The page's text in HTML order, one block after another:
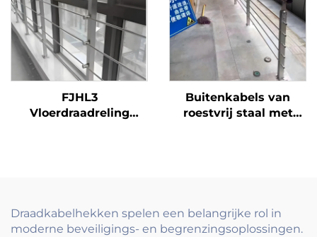
installeren en te
verplaatsen
FJHL3
Vloerdraadreling
gebouwvloeren
Buitenkabels van
roestvrij staal met
Draadkabelhekken spelen een belangrijke rol in
moderne beveiligings- en begrenzingsoplossingen.